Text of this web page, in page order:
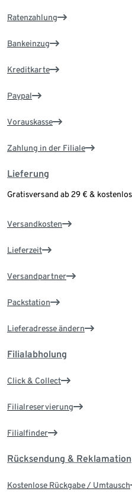
Ratenzahlung
Bankeinzug
Kreditkarte
Paypal
Vorauskasse
Zahlung in der Filiale
Lieferung
Gratisversand ab 29 € &
Versandkosten
Lieferzeit
Versandpartner
Packstation
Lieferadresse ändern
Filialabholung
Click & Collect
Filialreservierung
Filialfinder
Rücksendung & Reklamation
Kostenlose Rückgabe / Umtausch